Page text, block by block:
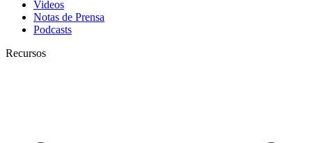
Videos
Notas de Prensa
Podcasts
Recursos